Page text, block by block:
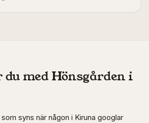
med Hönsgården i
syns när någon i Kiruna googlar